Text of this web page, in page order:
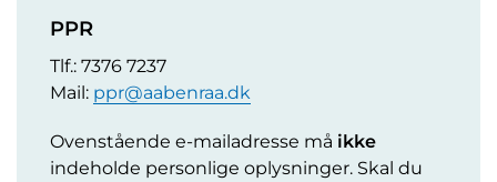
PPR
Tlf.: 7376 7237
Mail: ppr@aabenraa.dk
Ovenstående e-mailadresse må ikke
indeholde personlige oplysninger. Skal du